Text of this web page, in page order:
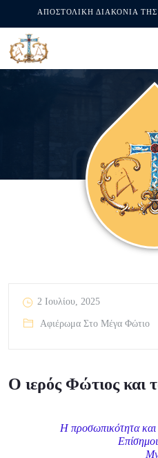
ΑΠΟΣΤΟΛΙΚΗ ΔΙΑΚΟΝΙΑ
2 Ιουλίου, 2025
Αφιέρωμα Στο Μέγα Φώτιο
Ο ιερός Φώτιος και
Η προσωπικότητα και